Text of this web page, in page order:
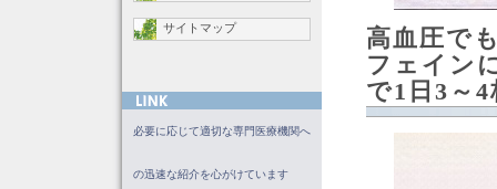
サイトマップ
必要に応じて適切な専門医療機関へ
の迅速な紹介を心がけています
高血圧で
フェイン
で1日3～